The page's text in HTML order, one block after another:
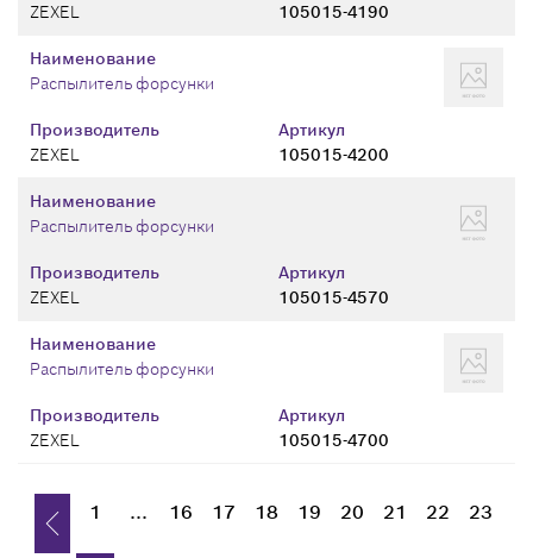
ZEXEL
105015-4190
Производитель
ZEXEL
Артикул
105015-4200
Наименование
Распылитель форсунки
Производитель
ZEXEL
Артикул
105015-4570
Наименование
Распылитель форсунки
Производитель
ZEXEL
Артикул
105015-4700
Наименование
Распылитель форсунки
1 ... 16 17 18 19 20 21 22 23